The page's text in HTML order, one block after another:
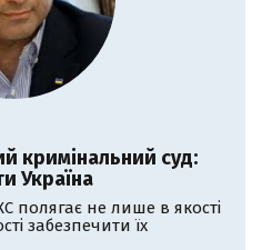
кримінальний суд:
Україна
полягає не лише в якості
забезпечити їх